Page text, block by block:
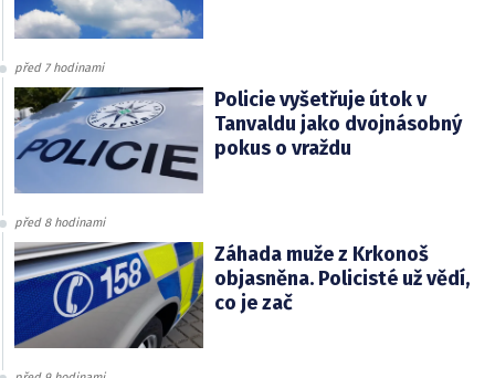
před 7 hodinami
Policie vyšetřuje útok v
Tanvaldu jako dvojnásobný
pokus o vraždu
před 8 hodinami
Záhada muže z Krkonoš
objasněna. Policisté už vědí,
co je zač